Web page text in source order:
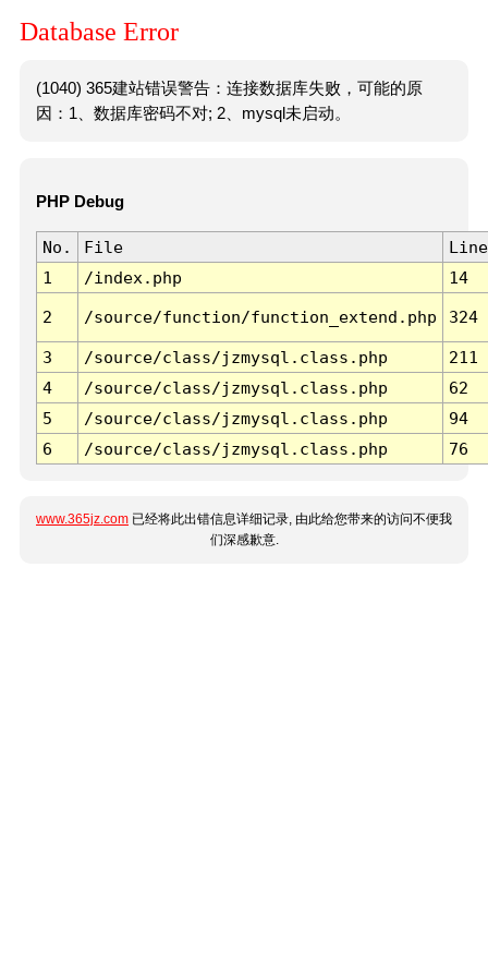
Database Error
(1040) 365建站错误警告：连接数据库失败，可能的原
因：1、数据库密码不对; 2、mysql未启动。
PHP Debug
No. File
Line
1
/index.php 14
2 /source/function/function_extend.php 324
3 /source/class/jzmysql.class.php
211
4
/source/class/jzmysql.class.php
62
5
/source/class/jzmysql.class.php
94
6
/source/class/jzmysql.class.php 76
www.365jz.com 已经将此出错信息详细记录, 由此给您带来的访问不便我
们深感歉意.